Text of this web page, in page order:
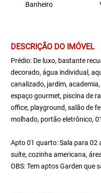
Banheiro
DESCRIÇÃO DO IMÓVEL
Prédio: De luxo, bastante
decorado, água individual,
canalizado, jardim,
espaço gourmet, piscina de
office, playground, salão de
molhado, portão eletrônico,
Apto 01 quarto: Sala para 02
suíte, cozinha americana,
OBS: Tem aptos Garden que